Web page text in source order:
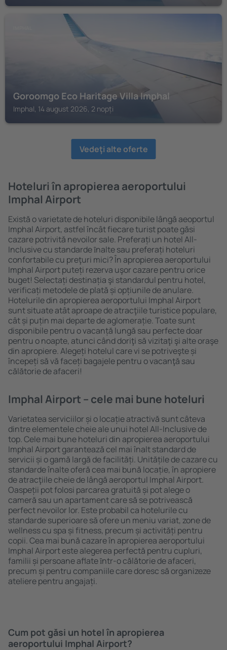
Goroomgo Eco Haritage Villa Imphal
Imphal, 14 august 2026, 2 nopți
Vedeţi alte oferte
Hoteluri în apropierea aeroportului
Imphal Airport
Există o varietate de hoteluri disponibile lângă aeoportul
Imphal Airport, astfel încât fiecare turist poate găsi
cazare potrivită nevoilor sale. Preferați un hotel All-
Inclusive cu standarde ȋnalte sau preferați hoteluri
confortabile cu preţuri mici? În apropierea aeroportului
Imphal Airport puteți rezerva uşor cazare pentru orice
buget! Selectați destinația şi standardul pentru hotel,
verificați metodele de plată și opțiunile de anulare.
Hotelurile din apropierea aeroportului Imphal Airport
sunt situate atât aproape de atracţiile turistice populare,
cât și puțin mai departe de aglomerație. Toate sunt
disponibile pentru o vacanță lungă sau perfecte doar
pentru o noapte, atunci când doriţi să vizitaţi şi alte oraşe
din apropiere. Alegeți hotelul care vi se potriveşte și
începeți să vă faceți bagajele pentru o vacanţă sau
călătorie de afaceri!
Imphal Airport – cele mai bune hoteluri
Varietatea serviciilor și o locație atractivă sunt câteva
dintre elementele cheie ale unui hotel All-Inclusive de
top. Cele mai bune hoteluri din apropierea aeroportului
Imphal Airport garantează cel mai înalt standard de
servicii și o gamă largă de facilități. Unitățile de cazare cu
standarde înalte oferă cea mai bună locație, în apropiere
de atracţiile cheie de lângă aeroportul Imphal Airport.
Oaspeții pot folosi parcarea gratuită și pot alege o
cameră sau un apartament care să se potrivească
perfect nevoilor lor. Este probabil ca hotelurile cu
standarde superioare să ofere un meniu variat, zone de
wellness cu spa și fitness, precum și activități pentru
copii. Cea mai bună cazare în apropierea aeroportului
Imphal Airport este alegerea perfectă pentru cupluri,
familii și persoane aflate ȋntr-o călătorie de afaceri,
precum și pentru companiile care doresc să organizeze
ateliere pentru angajați.
Cum pot găsi un hotel în apropierea
aeroportului Imphal Airport?